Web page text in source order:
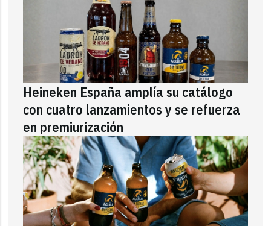
Heineken España amplía su catálogo
con cuatro lanzamientos y se refuerza
en premiurización